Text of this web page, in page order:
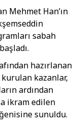
Mehmet Han’ın
sabah
hazırlanan
kazanlar,
ardından
ikram edilen
sunuldu.